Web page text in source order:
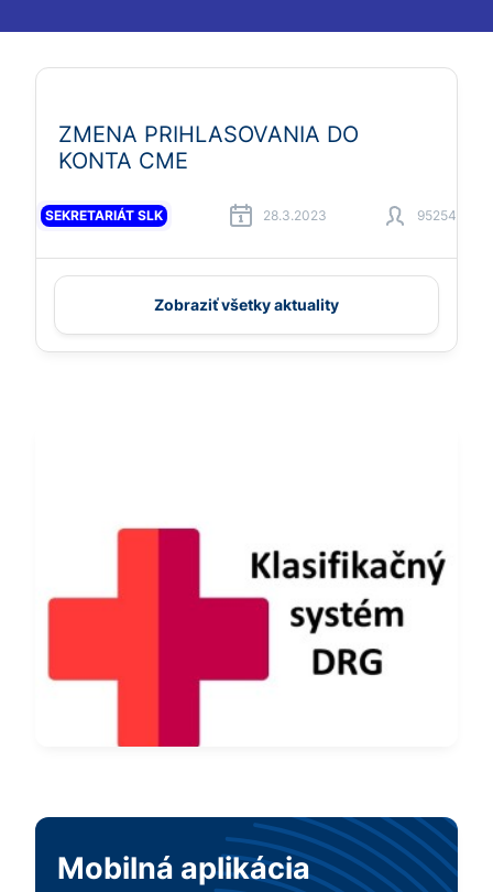
ZMENA PRIHLASOVANIA DO
KONTA CME
SEKRETARIÁT SLK 28.3.2023 95254
Zobraziť všetky aktuality
Mobilná aplikácia